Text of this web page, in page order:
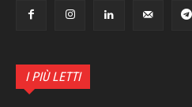
I PIÙ LETTI